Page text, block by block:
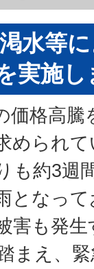
水等
実施し
価格高騰
められ
も約3週
となっ
害も発
まえ、